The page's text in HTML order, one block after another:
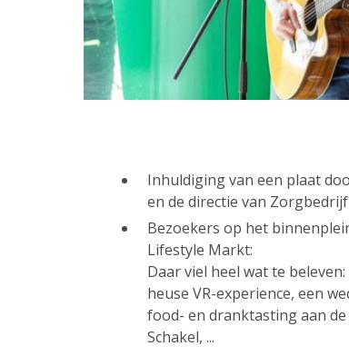
Inhuldiging van een plaat
en de directie van
Bezoekers op het
Lifestyle Markt:
Daar viel heel wat te
heuse VR-experience, een
food- en dranktasting aan
Schakel, ...